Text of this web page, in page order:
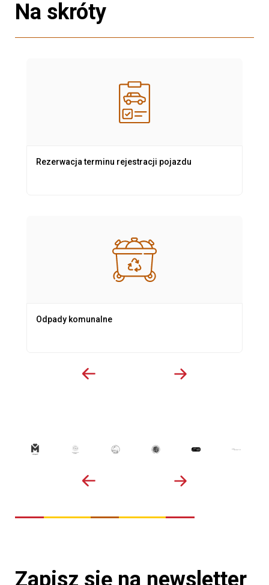
Na skróty
Rezerwacja terminu rejestracji pojazdu
Odpady komunalne
Zapisz się na newsletter